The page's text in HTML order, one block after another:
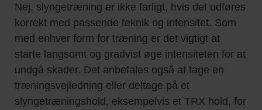
Nej, slyngetræning er ikke farligt, hvis det udføres
korrekt med passende teknik og intensitet. Som
med enhver form for træning er det vigtigt at
starte langsomt og gradvist øge intensiteten for at
undgå skader. Det anbefales også at tage en
træningsvejledning eller deltage på et
slyngetræningshold, eksempelvis et TRX hold, for